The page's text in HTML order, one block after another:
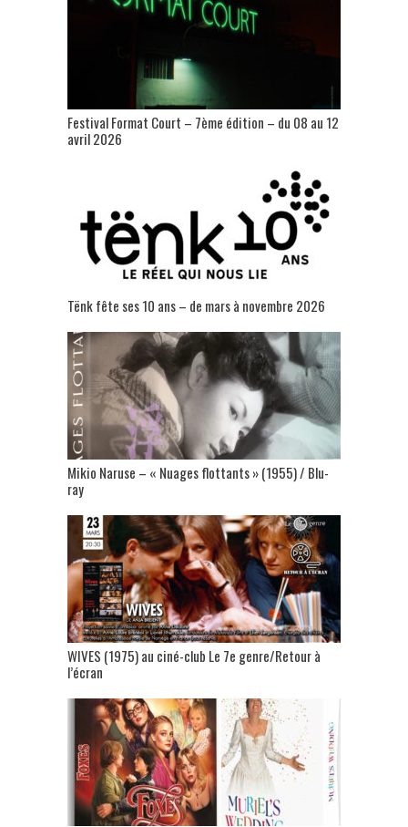
Festival Format Court – 7ème édition – du 08 au 12
avril 2026
Tënk fête ses 10 ans – de mars à novembre 2026
Mikio Naruse – « Nuages flottants » (1955) / Blu-
ray
WIVES (1975) au ciné-club Le 7e genre/Retour à
l’écran